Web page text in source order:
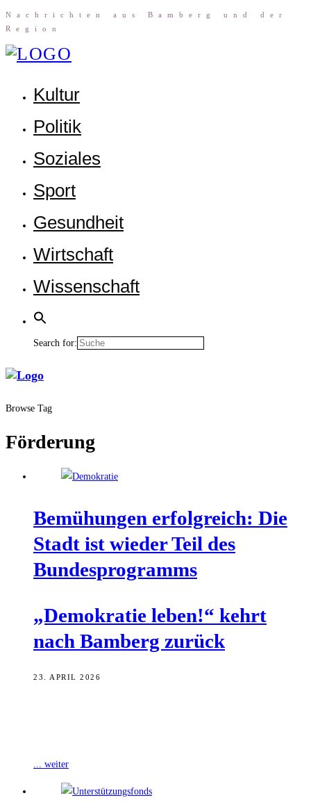
Nach­rich­ten aus Bam­berg und der
Region
Kul­tur
Poli­tik
Sozia­les
Sport
Gesund­heit
Wirt­schaft
Wis­sen­schaft
Search for:
Browse Tag
Förderung
Bemü­hun­gen erfolg­reich: Die
Stadt ist wie­der Teil des
Bundesprogramms
„Demo­kra­tie leben!“ kehrt
nach Bam­berg zurück
23. APRIL 2026
... weiter